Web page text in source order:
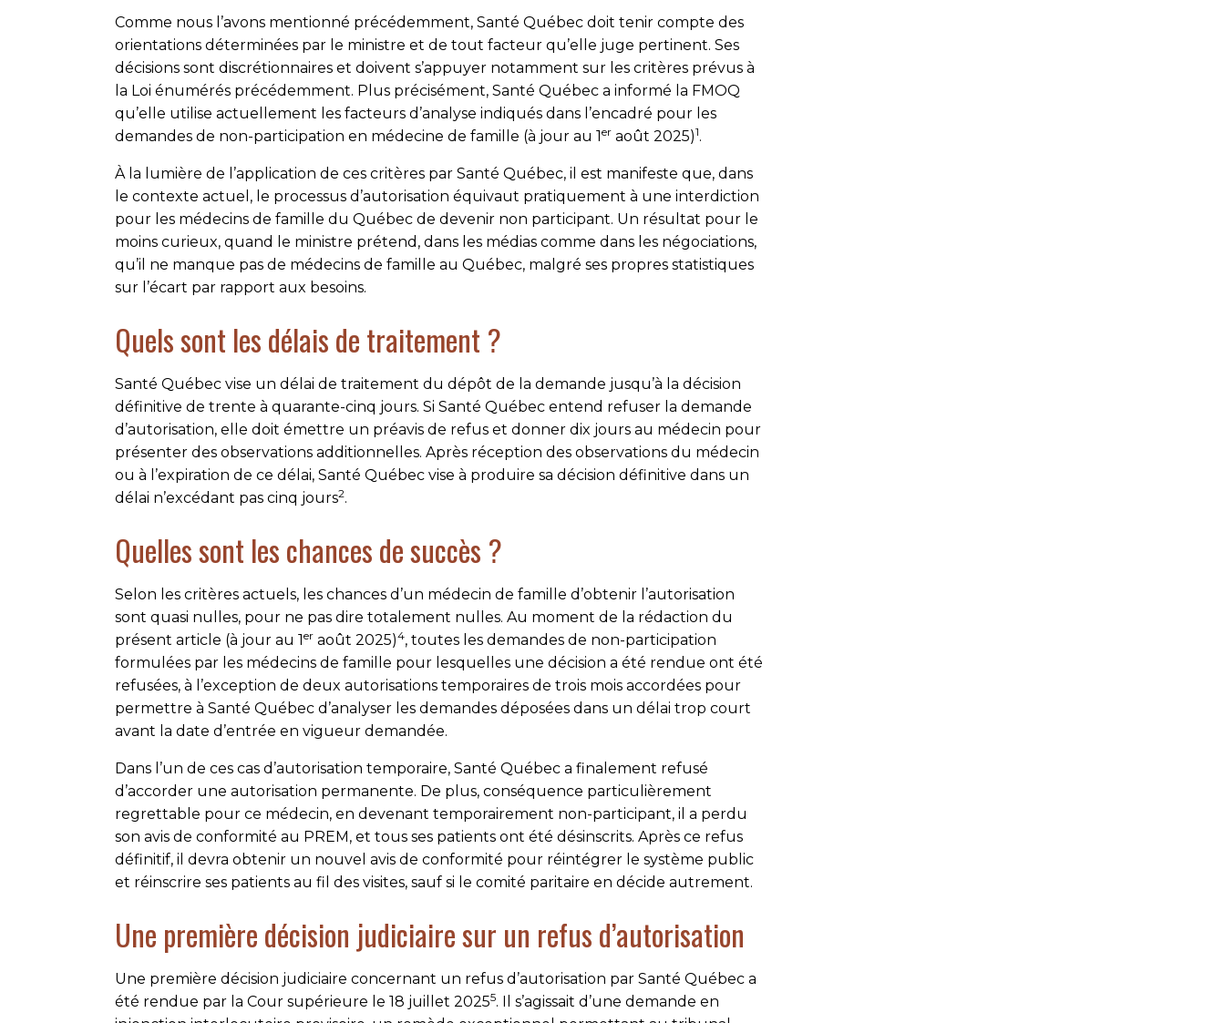
Comme nous l’avons mentionné précédemment, Santé Québec doit tenir compte des
orientations déterminées par le ministre et de tout facteur qu’elle juge pertinent. Ses
décisions sont discrétionnaires et doivent s’appuyer notamment sur les critères prévus à
la Loi énumérés précédemment. Plus précisément, Santé Québec a informé la FMOQ
qu’elle utilise actuellement les facteurs d’analyse indiqués dans l’encadré pour les
demandes de non-participation en médecine de famille (à jour au 1er août 2025)1.
À la lumière de l’application de ces critères par Santé Québec, il est manifeste que, dans
le contexte actuel, le processus d’autorisation équivaut pratiquement à une interdiction
pour les médecins de famille du Québec de devenir non participant. Un résultat pour le
moins curieux, quand le ministre prétend, dans les médias comme dans les négociations,
qu’il ne manque pas de médecins de famille au Québec, malgré ses propres statistiques
sur l’écart par rapport aux besoins.
Quels sont les délais de traitement ?
Santé Québec vise un délai de traitement du dépôt de la demande jusqu’à la décision
définitive de trente à quarante-cinq jours. Si Santé Québec entend refuser la demande
d’autorisation, elle doit émettre un préavis de refus et donner dix jours au médecin pour
présenter des observations additionnelles. Après réception des observations du médecin
ou à l’expiration de ce délai, Santé Québec vise à produire sa décision définitive dans un
délai n’excédant pas cinq jours2.
Quelles sont les chances de succès ?
Selon les critères actuels, les chances d’un médecin de famille d’obtenir l’autorisation
sont quasi nulles, pour ne pas dire totalement nulles. Au moment de la rédaction du
présent article (à jour au 1er août 2025)4, toutes les demandes de non-participation
formulées par les médecins de famille pour lesquelles une décision a été rendue ont été
refusées, à l’exception de deux autorisations temporaires de trois mois accordées pour
permettre à Santé Québec d’analyser les demandes déposées dans un délai trop court
avant la date d’entrée en vigueur demandée.
Dans l’un de ces cas d’autorisation temporaire, Santé Québec a finalement refusé
d’accorder une autorisation permanente. De plus, conséquence particulièrement
regrettable pour ce médecin, en devenant temporairement non-participant, il a perdu
son avis de conformité au PREM, et tous ses patients ont été désinscrits. Après ce refus
définitif, il devra obtenir un nouvel avis de conformité pour réintégrer le système public
et réinscrire ses patients au fil des visites, sauf si le comité paritaire en décide autrement.
Une première décision judiciaire sur un refus d’autorisation
Une première décision judiciaire concernant un refus d’autorisation par Santé Québec a
été rendue par la Cour supérieure le 18 juillet 20255. Il s’agissait d’une demande en